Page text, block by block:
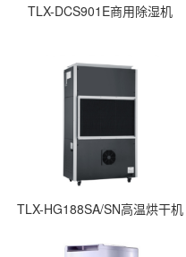
TLX-DCS901E商用除湿机
TLX-HG188SA/SN高温烘干机